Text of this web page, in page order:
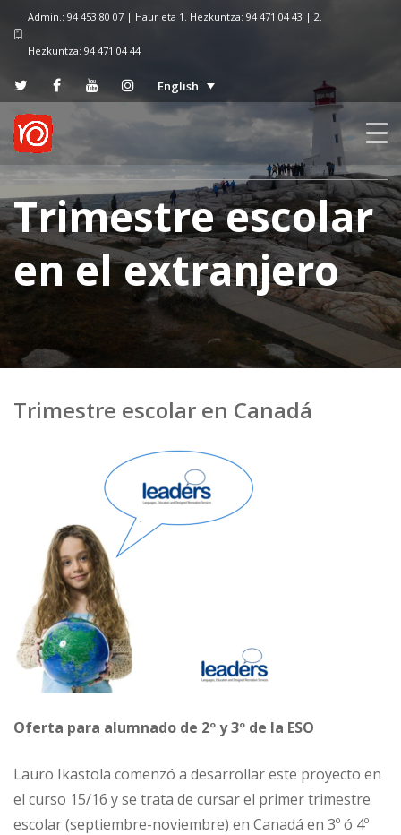
Admin.: 94 453 80 07 | Haur eta 1. Hezkuntza: 94 471 04 43 | 2.
Hezkuntza: 94 471 04 44
English
Trimestre escolar
en el extranjero
Trimestre escolar en Canadá
Oferta para alumnado de 2º y 3º de la ESO
Lauro Ikastola comenzó a desarrollar este proyecto en
el curso 15/16 y se trata de cursar el primer trimestre
escolar (septiembre-noviembre) en Canadá en 3º ó 4º